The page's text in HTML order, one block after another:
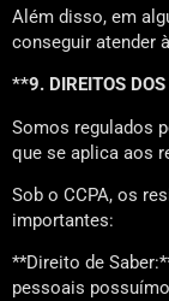
Além disso, em
conseguir atender
**9. DIREITOS
Somos regulados
que se aplica aos
Sob o CCPA, os
importantes:
**Direito de
pessoais